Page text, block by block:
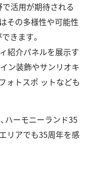
活⽤が期待される
その多様性や可能性
きます。
紹介パネルを展⽰す
ン装飾やサンリオキ
ォトスポ ットなども
ハーモニーランド35
リアでも35周年を感